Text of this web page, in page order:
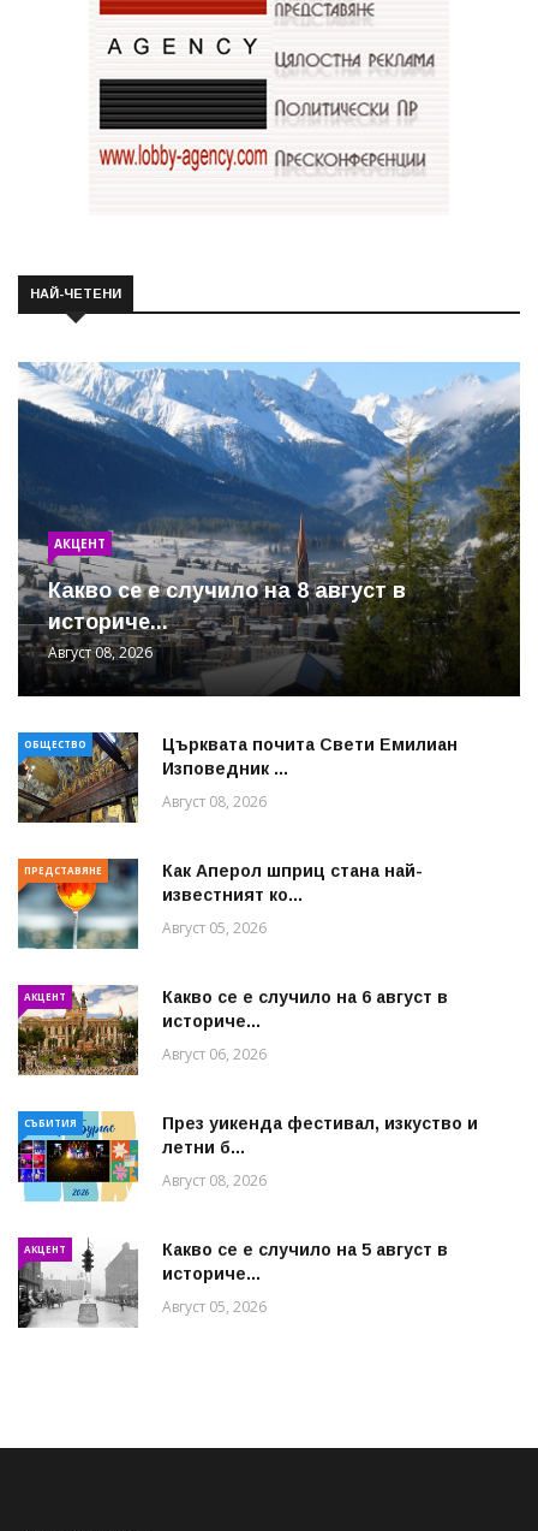
НАЙ-ЧЕТЕНИ
АКЦЕНТ
Какво се е случило на 8 август в
историче...
Август 08, 2026
ОБЩЕСТВО
Църквата почита Свeти Емилиан
Изповедник ...
Август 08, 2026
ПРЕДСТАВЯНЕ
Как Аперол шприц стана най-
известният ко...
Август 05, 2026
АКЦЕНТ
Какво се е случило на 6 август в
историче...
Август 06, 2026
СЪБИТИЯ
През уикенда фестивал, изкуство и
летни б...
Август 08, 2026
АКЦЕНТ
Какво се е случило на 5 август в
историче...
Август 05, 2026